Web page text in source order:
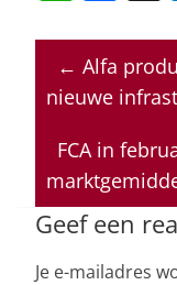
at
s
p
p
c
e
o
o
k
← Alfa
nieuwe
FCA in
Geef een
Je e-mailadres